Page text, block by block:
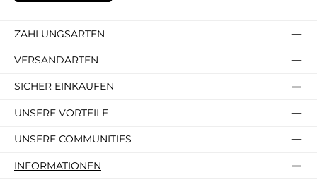
ZAHLUNGSARTEN
VERSANDARTEN
SICHER EINKAUFEN
UNSERE VORTEILE
UNSERE COMMUNITIES
INFORMATIONEN